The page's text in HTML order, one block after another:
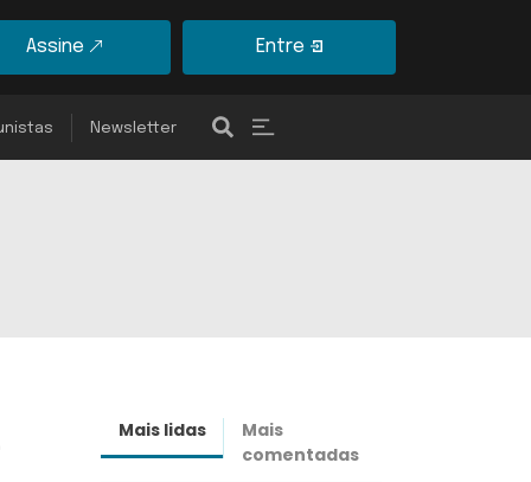
Assine Entre
Newsletter
Mais lidas
Mais
comentadas